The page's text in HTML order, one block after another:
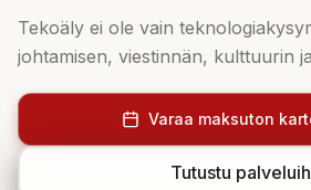
Tekoäly ei ole vain
johtamisen, viestinnän, kulttuurin
Varaa maksuton
Tutustu